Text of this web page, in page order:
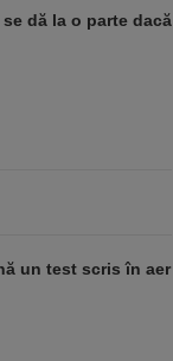
dă la o parte dacă
un test scris în aer